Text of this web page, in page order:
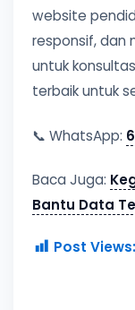
website
responsif, dan
untuk
terbaik untuk
📞 WhatsApp:
Baca Juga:
Bantu Data
Post Views: